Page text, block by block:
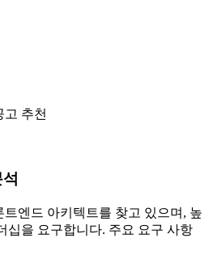
고 추천
엔드 아키텍트를 찾고 있으며, 높
십을 요구합니다. 주요 요구 사항